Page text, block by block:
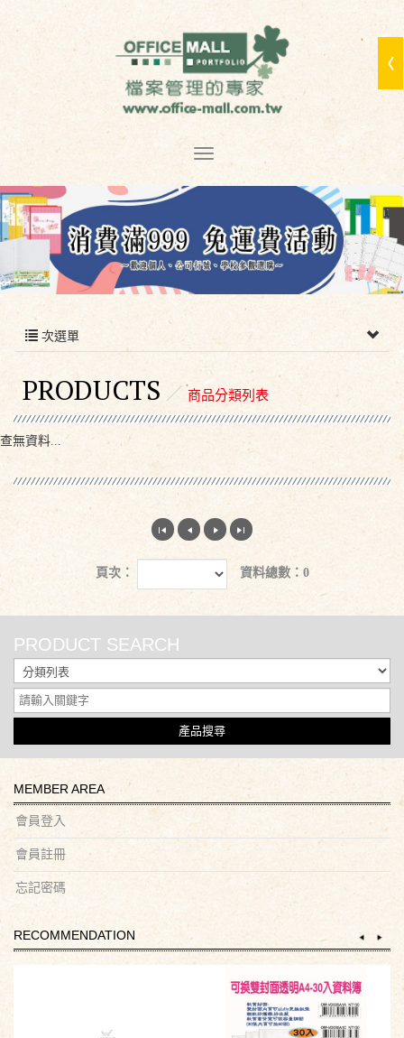
次選單
PRODUCTS 商品分類列表
查無資料...
頁次： 資料總數：0
PRODUCT SEARCH
產品搜尋
MEMBER AREA
會員登入
會員註冊
忘記密碼
RECOMMENDATION